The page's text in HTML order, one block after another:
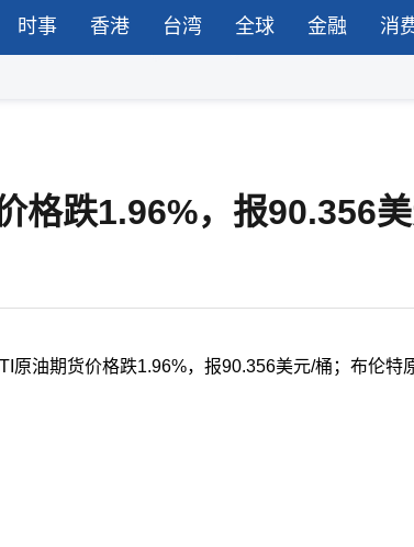
时事 香港 台湾 全球 金融 消
格跌1.96%，报90.356
原油期货价格跌1.96%，报90.356美元/桶；布伦特